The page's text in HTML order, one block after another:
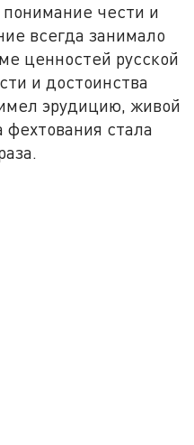
чести и
всегда занимало
ценностей русской
и достоинства
эрудицию, живой
стала